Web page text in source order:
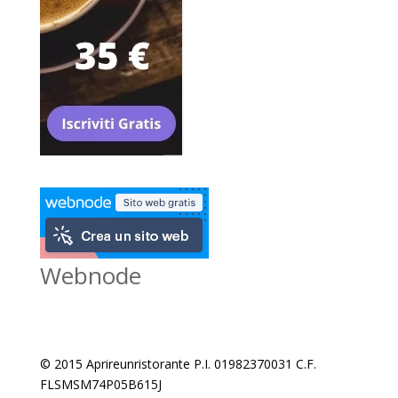
Webnode
© 2015 Aprireunristorante P.I. 01982370031 C.F.
FLSMSM74P05B615J